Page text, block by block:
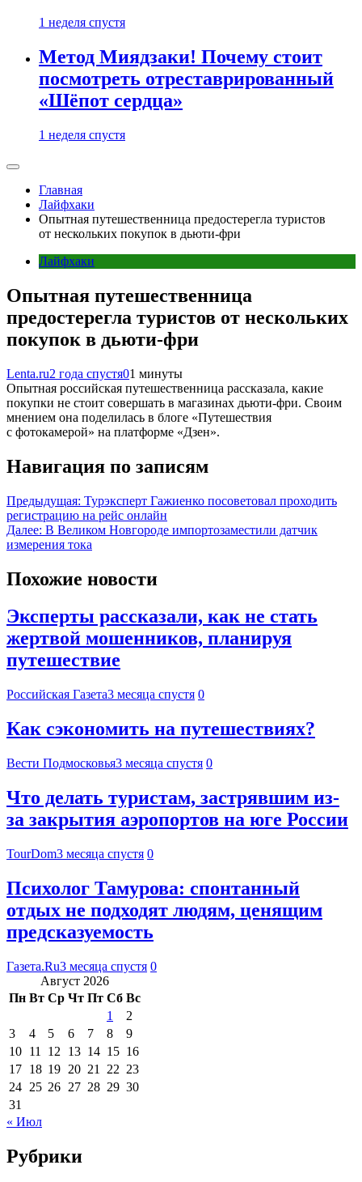
1 неделя спустя
Метод Миядзаки! Почему стоит
посмотреть отреставрированный
«Шёпот сердца»
1 неделя спустя
Главная
Лайфхаки
Опытная путешественница предостерегла туристов
от нескольких покупок в дьюти-фри
Лайфхаки
Опытная путешественница
предостерегла туристов от нескольких
покупок в дьюти-фри
Lenta.ru2 года спустя01 минуты
Опытная российская путешественница рассказала, какие
покупки не стоит совершать в магазинах дьюти-фри. Своим
мнением она поделилась в блоге «Путешествия
с фотокамерой» на платформе «Дзен».
Навигация по записям
Предыдущая: Турэксперт Гажиенко посоветовал проходить
регистрацию на рейс онлайн
Далее: В Великом Новгороде импортозаместили датчик
измерения тока
Похожие новости
Эксперты рассказали, как не стать
жертвой мошенников, планируя
путешествие
Российская Газета3 месяца спустя 0
Как сэкономить на путешествиях?
Вести Подмосковья3 месяца спустя 0
Что делать туристам, застрявшим из-
за закрытия аэропортов на юге России
TourDom3 месяца спустя 0
Психолог Тамурова: спонтанный
отдых не подходят людям, ценящим
предсказуемость
Газета.Ru3 месяца спустя 0
Август 2026
Пн Вт Ср Чт Пт Сб Вс
1
2
3
4 5 6 7 8
9
10 11 12 13 14 15 16
17 18 19 20 21 22 23
24 25 26 27 28 29 30
31
« Июл
Рубрики